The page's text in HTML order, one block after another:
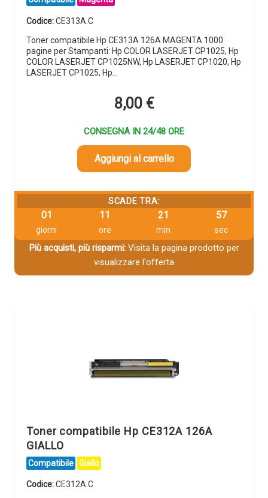
Codice:CE313A.C
Toner compatibile Hp CE313A 126A MAGENTA 1000
pagine per Stampanti: Hp COLOR LASERJET CP1025, Hp
COLOR LASERJET CP1025NW, Hp LASERJET CP1020, Hp
LASERJET CP1025, Hp…
8,00 €
CONSEGNA IN 24/48 ORE
Aggiungi al carrello
SCADE TRA:
01
giorni
11
ore
21
min
56
sec
Più acquisti, più risparmi:Visita la pagina prodotto per
visualizzare l'offerta
Toner compatibile Hp CE312A 126A
GIALLO
Compatibile Giallo
Codice:CE312A.C